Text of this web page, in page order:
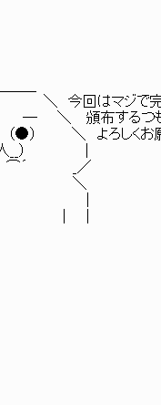
はマジで完
するつもり
よろしくお願い
__） |
_／
＼
二 |
｜ |